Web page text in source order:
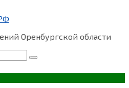
Оренбургской области